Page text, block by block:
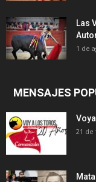
Las
1 de
MENSAJES
21 de